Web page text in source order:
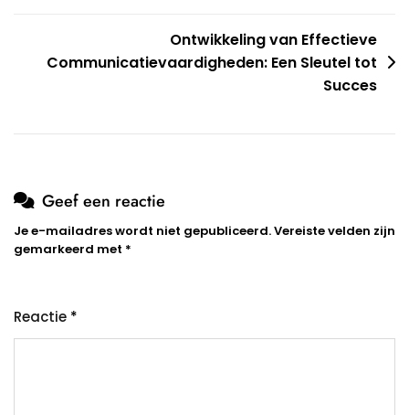
Ontwikkeling van Effectieve
Communicatievaardigheden: Een Sleutel tot
Succes
Geef een reactie
Je e-mailadres wordt niet gepubliceerd.Vereiste velden zijn
gemarkeerd met *
Reactie *